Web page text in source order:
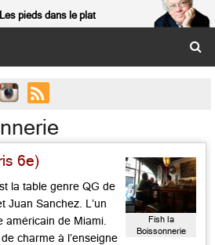
Les pieds dans le plat

6e)
la table genre QG de
Juan Sanchez. L’un
américain de Miami.
charme à l’enseigne
Fish la
Boissonnerie